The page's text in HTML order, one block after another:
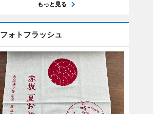
もっと見る
フォトフラッシュ